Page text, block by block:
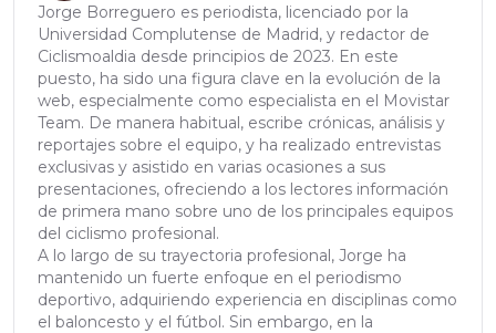
Jorge Borreguero es periodista, licenciado por la
Universidad Complutense de Madrid, y redactor de
Ciclismoaldia desde principios de 2023. En este
puesto, ha sido una figura clave en la evolución de la
web, especialmente como especialista en el Movistar
Team. De manera habitual, escribe crónicas, análisis y
reportajes sobre el equipo, y ha realizado entrevistas
exclusivas y asistido en varias ocasiones a sus
presentaciones, ofreciendo a los lectores información
de primera mano sobre uno de los principales equipos
del ciclismo profesional.
A lo largo de su trayectoria profesional, Jorge ha
mantenido un fuerte enfoque en el periodismo
deportivo, adquiriendo experiencia en disciplinas como
el baloncesto y el fútbol. Sin embargo, en la